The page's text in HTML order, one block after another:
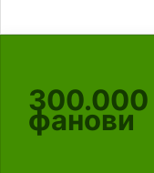
300.000
фанови